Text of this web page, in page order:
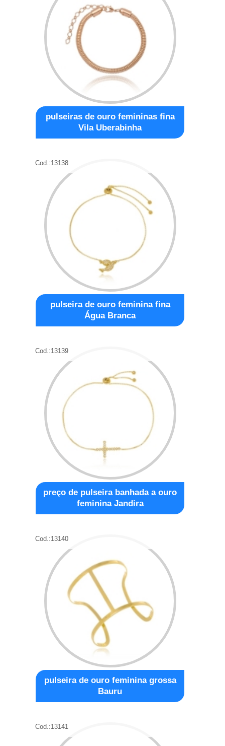
pulseiras de ouro femininas fina
Vila Uberabinha
Cod.:13138
pulseira de ouro feminina fina
Água Branca
Cod.:13139
preço de pulseira banhada a ouro
feminina Jandira
Cod.:13140
pulseira de ouro feminina grossa
Bauru
Cod.:13141